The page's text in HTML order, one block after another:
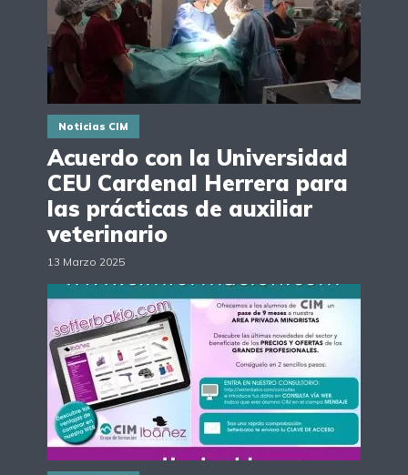
Noticias CIM
Acuerdo con la Universidad
CEU Cardenal Herrera para
las prácticas de auxiliar
veterinario
13 Marzo 2025